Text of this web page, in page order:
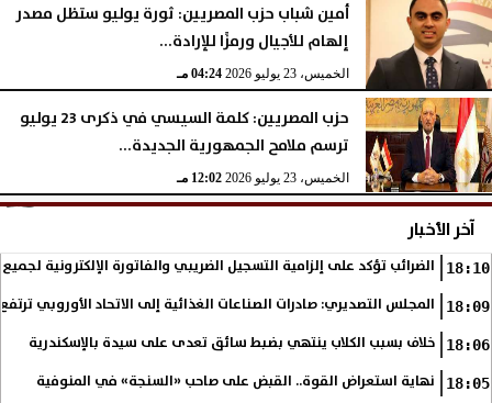
أمين شباب حزب المصريين: ثورة يوليو ستظل مصدر
إلهام للأجيال ورمزًا للإرادة...
الخميس، 23 يوليو 2026 04:24 مـ
حزب المصريين: كلمة السيسي في ذكرى 23 يوليو
ترسم ملامح الجمهورية الجديدة...
الخميس، 23 يوليو 2026 12:02 مـ
آخر الأخبار
18:10 الضرائب تؤكد على إلزامية التسجيل الضريبي والفاتورة الإلكترونية
18:09 المجلس التصديري: صادرات الصناعات الغذائية إلى الاتحاد الأوروبي ترتفع 15.4% خلال النصف الأول من
18:06 خلاف بسبب الكلاب ينتهي بضبط سائق تعدى على سيدة بالإسكندرية
18:05 نهاية استعراض القوة.. القبض على صاحب «السنجة» في المنوفية